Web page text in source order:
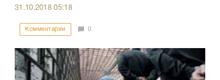
31.10.201805:18
Комментарии 0